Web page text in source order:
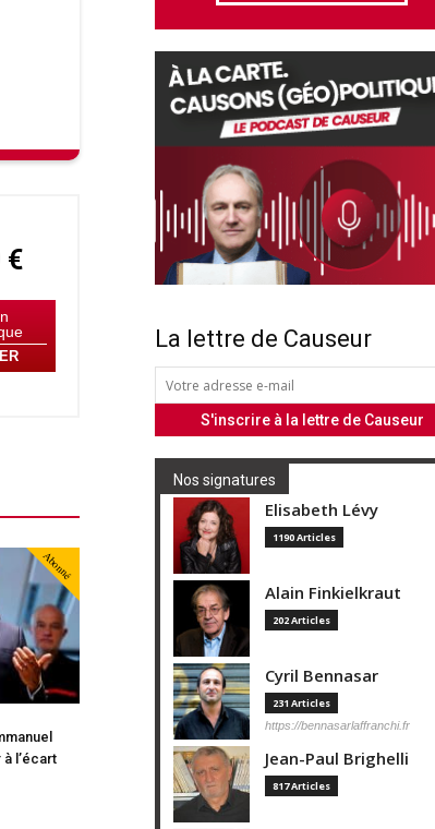
€
Abonné
l’écart
La lettre de Causeur
Nos signatures
Elisabeth Lévy
1190 Articles
Alain Finkielkraut
202 Articles
Cyril Bennasar
231 Articles
https://bennasarlaffranchi.fr
Jean-Paul Brighelli
817 Articles